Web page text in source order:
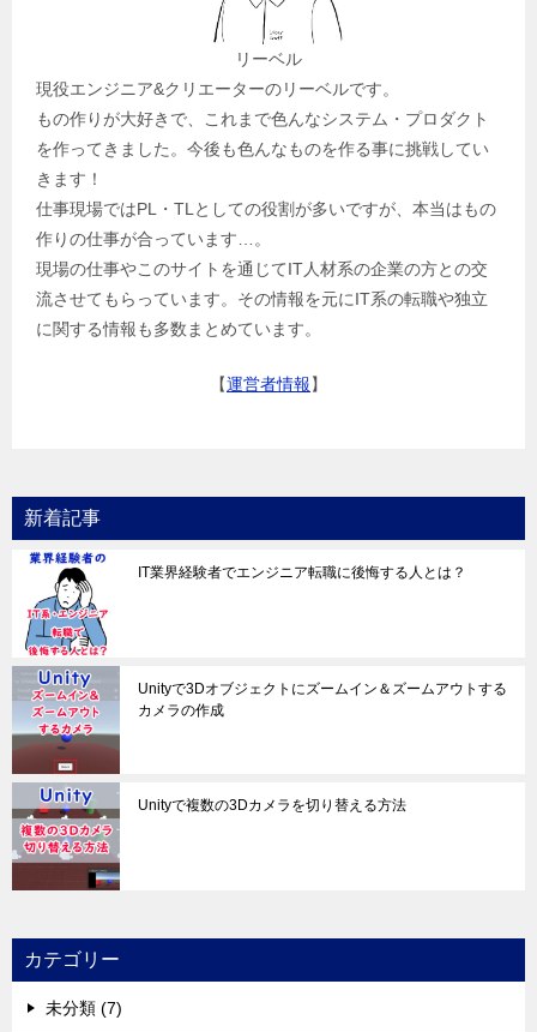
リーベル
現役エンジニア&クリエーターのリーベルです。
もの作りが大好きで、これまで色んなシステム・プロダクト
を作ってきました。今後も色んなものを作る事に挑戦してい
きます！
仕事現場ではPL・TLとしての役割が多いですが、本当はもの
作りの仕事が合っています…。
現場の仕事やこのサイトを通じてIT人材系の企業の方との交
流させてもらっています。その情報を元にIT系の転職や独立
に関する情報も多数まとめています。
【運営者情報】
新着記事
IT業界経験者でエンジニア転職に後悔する人とは？
Unityで3Dオブジェクトにズームイン＆ズームアウトする
カメラの作成
Unityで複数の3Dカメラを切り替える方法
カテゴリー
未分類 (7)